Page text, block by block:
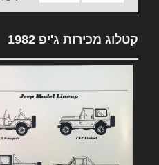
קטלוג מכירות ג'יפ 1982